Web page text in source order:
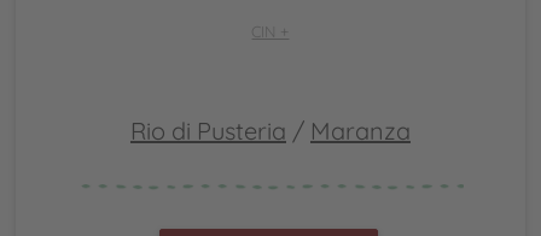
CIN +
Rio di Pusteria / Maranza